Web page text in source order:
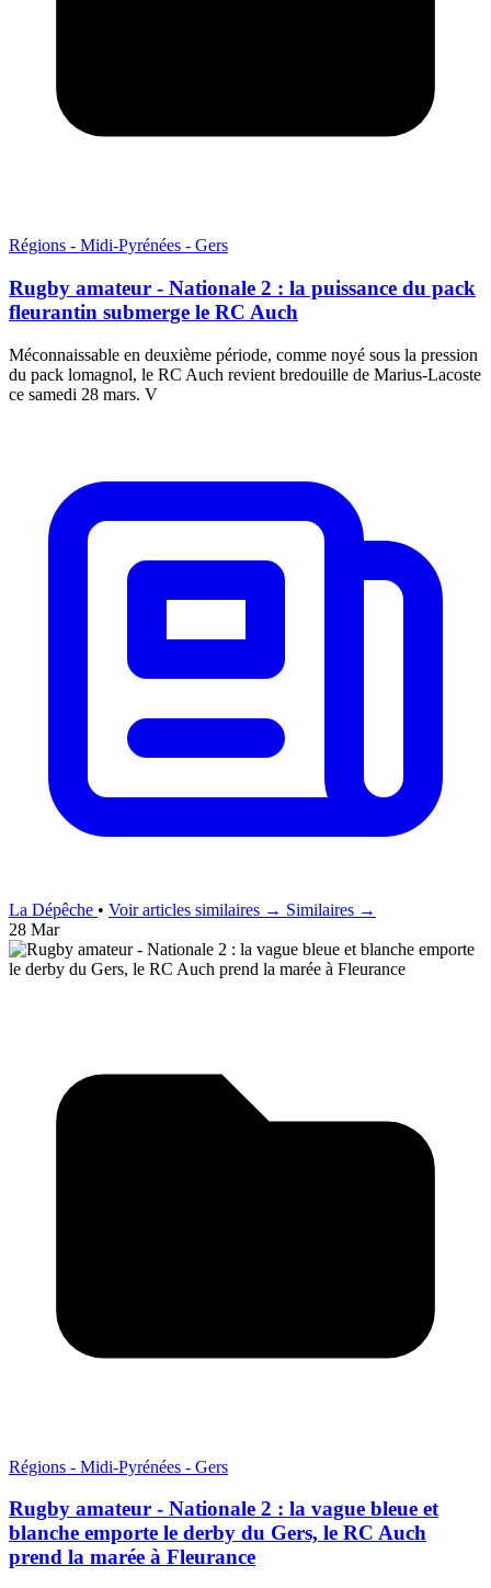
Régions - Midi-Pyrénées - Gers
Rugby amateur - Nationale 2 : la puissance du pack
fleurantin submerge le RC Auch
Méconnaissable en deuxième période, comme noyé sous la pression
du pack lomagnol, le RC Auch revient bredouille de Marius-Lacoste
ce samedi 28 mars. V
La Dépêche • Voir articles similaires → Similaires →
28 Mar
Régions - Midi-Pyrénées - Gers
Rugby amateur - Nationale 2 : la vague bleue et
blanche emporte le derby du Gers, le RC Auch
prend la marée à Fleurance